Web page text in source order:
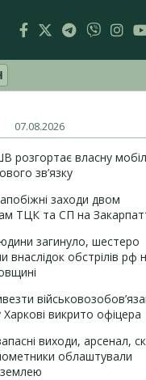
07.08.2026
розгортає власну
зв’язку
заходи двом
ТЦК та СП на
загинуло, шестеро
внаслідок обстрілів рф
викрито офіцера
виходи, арсенал,
облаштували
землею